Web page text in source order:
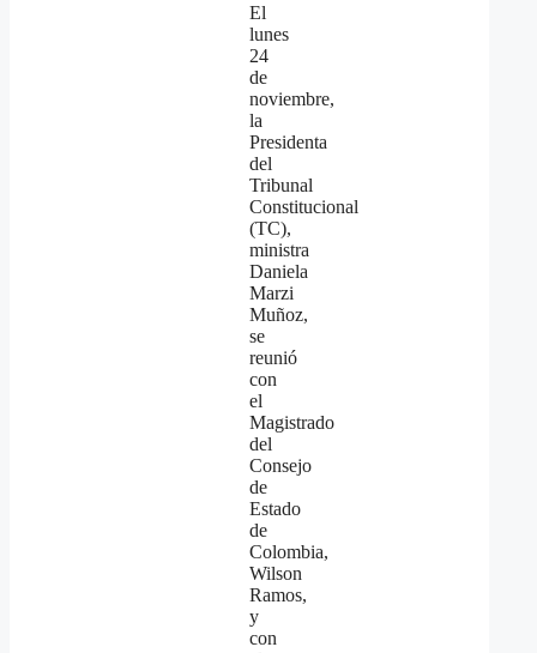
El
lunes
24
de
noviembre,
la
Presidenta
del
Tribunal
Constitucional
(TC),
ministra
Daniela
Marzi
Muñoz,
se
reunió
con
el
Magistrado
del
Consejo
de
Estado
de
Colombia,
Wilson
Ramos,
y
con